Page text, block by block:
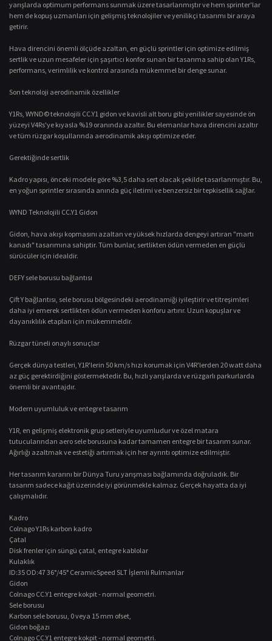
yarışlarda optimum performans sunmak üzere tasarlanmıştır ve hem sprinter'lar
hem de kopuş uzmanları için gelişmiş teknolojiler ve yenilikçi tasarımı bir araya
getirir.
Hava direncini önemli ölçüde azaltan, en güçlü sprintler için optimize edilmiş
sertlik ve uzun mesafeler için şaşırtıcı konfor sunan bir tasarıma sahip olan Y1Rs,
performans, verimlilik ve kontrol arasında mükemmel bir denge sunar.
Son teknoloji aerodinamik özellikler
Y1Rs, WYND© teknolojili CC.Y1 gidon ve kavisli alt boru gibi yenilikler sayesinde ön
yüzeyi V4Rs'ye kıyasla %19 oranında azaltır. Bu elemanlar hava direncini azaltır
ve tüm rüzgar koşullarında aerodinamik akışı optimize eder.
Gerektiğinde sertlik
Kadro yapısı, önceki modele göre %3,5 daha sert olacak şekilde tasarlanmıştır. Bu,
en yoğun sprintler sırasında anında güç iletimi ve benzersiz bir tepkisellik sağlar.
WYND Teknolojili CC.Y1 Gidon
Gidon, hava akışı kopmasını azaltan ve yüksek hızlarda dengeyi artıran "martı
kanadı" tasarımına sahiptir. Tüm bunlar, sertlikten ödün vermeden en güçlü
sürücüler için idealdir.
DEFY sele borusu bağlantısı
Çift Y bağlantısı, sele borusu bölgesindeki aerodinamiği iyileştirir ve titreşimleri
daha iyi emerek sertlikten ödün vermeden konforu artırır. Uzun kopuşlar ve
dayanıklılık etapları için mükemmeldir.
Rüzgar tüneli onaylı sonuçlar
Gerçek dünya testleri, Y1R'lerin 50 km/s hızı korumak için V4R'lerden 20 watt daha
az güç gerektirdiğini göstermektedir. Bu, hızlı yarışlarda ve rüzgarlı parkurlarda
önemli bir avantajdır.
Modern uyumluluk ve entegre tasarım
Y1R, en gelişmiş elektronik grup setleriyle uyumludur ve özel matara
tutucularından aero sele borusuna kadar tamamen entegre bir tasarım sunar.
Ağırlığı azaltmak ve estetiği artırmak için her ayrıntı optimize edilmiştir.
Her tasarım kararını bir Dünya Turu yarışması bağlamında doğruladık. Bir
tasarım sadece kağıt üzerinde iyi görünmekle kalmaz. Gerçek hayatta da iyi
çalışmalıdır.
Kadro
Colnago Y1Rs karbon kadro
Çatal
Disk frenler için süngü çatal, entegre kablolar
Kulaklık
ID:35 OD:47 36°/45° CeramicSpeed ​​SLT İşlemli Rulmanlar
Gidon
Colnago CC.Y1 entegre kokpit - normal geometri.
Sele borusu
Karbon sele borusu, 0 veya 15 mm ofset,
Gidon boğazı
Colnago CC.Y1 entegre kokpit - normal geometri.